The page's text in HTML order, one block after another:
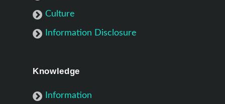
Culture
Information Disclosure
Knowledge
Information